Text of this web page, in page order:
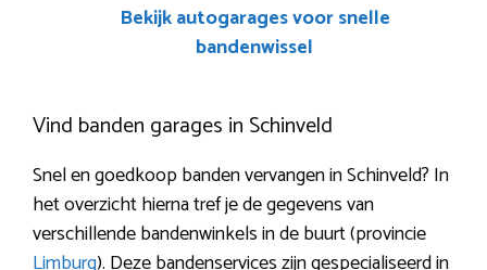
Bekijk autogarages voor snelle
bandenwissel
Vind banden garages in Schinveld
Snel en goedkoop banden vervangen in Schinveld? In
het overzicht hierna tref je de gegevens van
verschillende bandenwinkels in de buurt (provincie
Limburg). Deze bandenservices zijn gespecialiseerd in